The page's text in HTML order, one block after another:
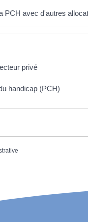
PCH avec d'autres
privé
handicap (PCH)